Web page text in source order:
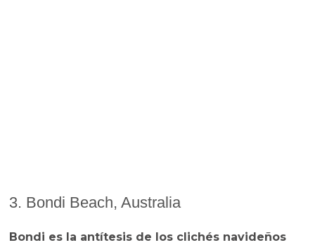
3. Bondi Beach, Australia
Bondi es la antítesis de los clichés navideños